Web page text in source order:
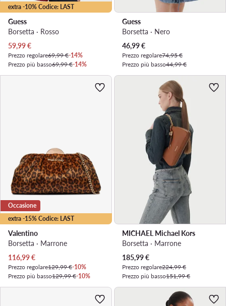
extra -10% Codice: LAST
Guess
Borsetta · Rosso
Prezzo attuale
59,99€
Prezzo regolare69,99 €-14%
Prezzo più basso69,99 €-14%
Guess
Borsetta · Nero
Prezzo attuale
46,99€
Prezzo regolare74,95 €
Prezzo più basso44,99 €
extra -15% Codice: LAST
Occasione
Valentino
Borsetta · Marrone
Prezzo attuale
116,99€
Prezzo regolare129,99 €-10%
Prezzo più basso129,99 €-10%
MICHAEL Michael Kors
Borsetta · Marrone
Prezzo attuale
185,99€
Prezzo regolare224,99 €
Prezzo più basso151,99 €